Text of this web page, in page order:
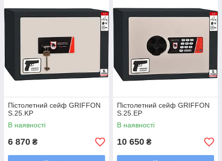
Пістолетний сейф GRIFFON
S.25.KP
В наявності
6 870 ₴
Пістолетний сейф GRIFFON
S.25.EP
В наявності
10 650 ₴